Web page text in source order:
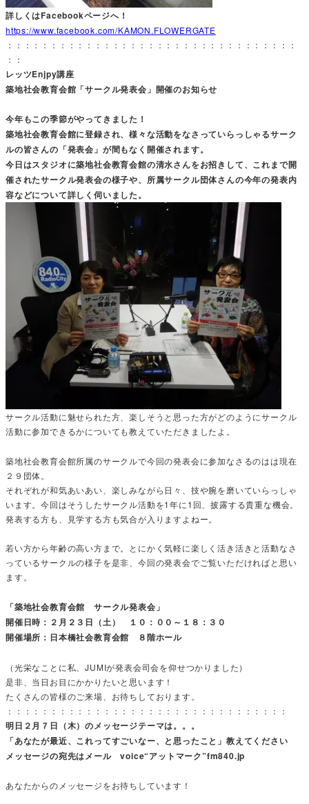
詳しくはFacebookページへ！
https://www.facebook.com/KAMON.FLOWERGATE
：：：：：：：：：：：：：：：：：：：：：：：：：：：：：：：：：
：：
レッツEnjpy講座
築地社会教育会館「サークル発表会」開催のお知らせ
今年もこの季節がやってきました！
築地社会教育会館に登録され、様々な活動をなさっていらっしゃるサーク
ルの皆さんの「発表会」が間もなく開催されます。
今日はスタジオに築地社会教育会館の清水さんをお招きして、これまで開
催されたサークル発表会の様子や、所属サークル団体さんの今年の発表内
容などについて詳しく伺いました。
サークル活動に魅せられた方、楽しそうと思った方がどのようにサークル
活動に参加できるかについても教えていただきましたよ。
築地社会教育会館所属のサークルで今回の発表会に参加なさるのはは現在
２９団体。
それぞれが和気あいあい、楽しみながら日々、技や腕を磨いていらっしゃ
います。今回はそうしたサークル活動を1年に1回、披露する貴重な機会。
発表する方も、見学する方も気合が入りますよねー。
若い方から年齢の高い方まで。とにかく気軽に楽しく活き活きと活動なさ
っているサークルの様子を是非、今回の発表会でご覧いただければと思い
ます。
「築地社会教育会館 サークル発表会」
開催日時：２月２３日（土） １０：００～１８：３０
開催場所：日本橋社会教育会館 ８階ホール
（光栄なことに私、JUMIが発表会司会を仰せつかりました）
是非、当日お目にかかりたいと思います！
たくさんの皆様のご来場、お待ちしております。
：：：：：：：：：：：：：：：：：：：：：：：：：：：：：：：：
明日２月７日（木）のメッセージテーマは。。。
「あなたが最近、これってすごいなー、と思ったこと」教えてください
メッセージの宛先はメール voice“アットマーク”fm840.jp
あなたからのメッセージをお待ちしています！